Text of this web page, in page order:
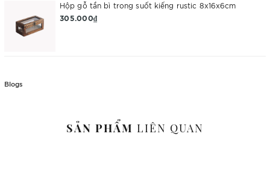
Hộp gỗ tần bì trong suốt kiếng rustic 8x16x6cm
305.000₫
Blogs
SẢN PHẨM LIÊN QUAN